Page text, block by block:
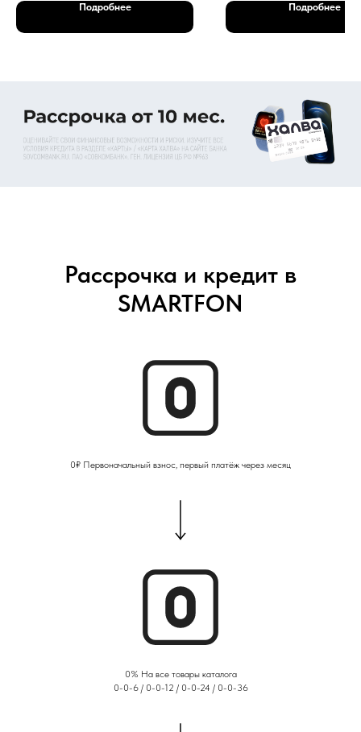
Подробнее Подробнее
Рассрочка и кредит в
SMARTFON
0₽ Первоначальный взнос, первый платёж через месяц
0% На все товары каталога
0-0-6 / 0-0-12 / 0-0-24 / 0-0-36